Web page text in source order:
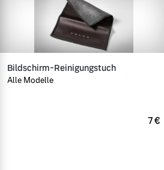
Bildschirm-Reinigungstuch
Alle Modelle
7 €